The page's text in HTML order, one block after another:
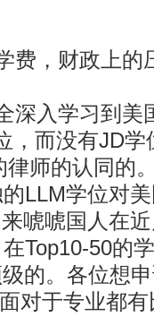
，财政上的
入学习到美
而没有JD学
师的认同的
LLM学位对
唬唬国人在
50的
的。各位想
对于专业都